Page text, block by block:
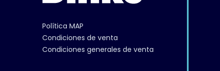
Política MAP
Condiciones de venta
Condiciones generales de venta